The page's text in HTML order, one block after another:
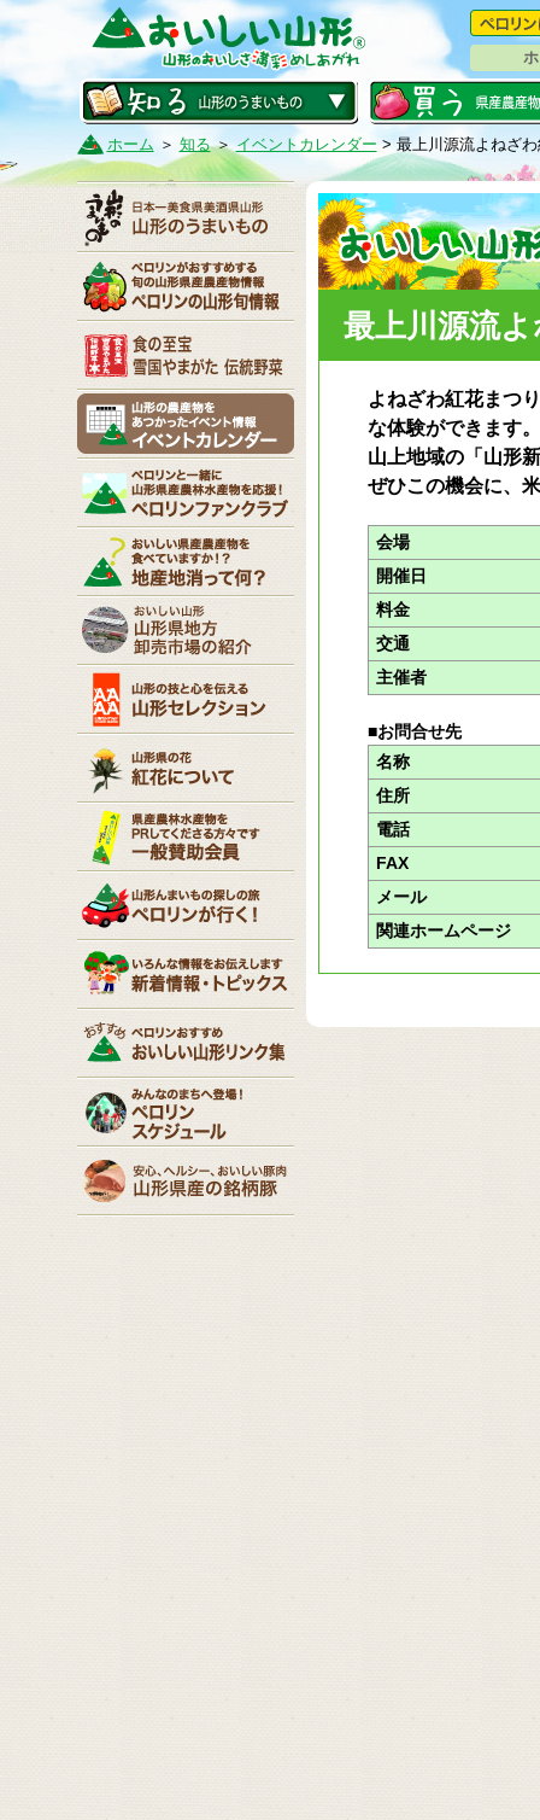
ホーム ＞ 知る＞イベントカレンダー > 最上川源流よねざ
最上川源流
よねざわ紅花まつ
な体験ができます。
山上地域の「山形
ぜひこの機会に、
会場
開催日
料金
交通
主催者
■お問合せ先
名称
住所
電話
FAX
メール
関連ホームページ